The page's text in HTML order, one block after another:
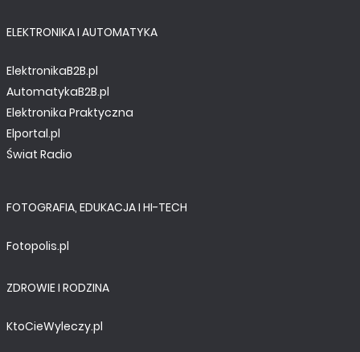
ELEKTRONIKA I AUTOMATYKA
ElektronikaB2B.pl
AutomatykaB2B.pl
Elektronika Praktyczna
Elportal.pl
Świat Radio
FOTOGRAFIA, EDUKACJA I HI-TECH
Fotopolis.pl
ZDROWIE I RODZINA
KtoCieWyleczy.pl